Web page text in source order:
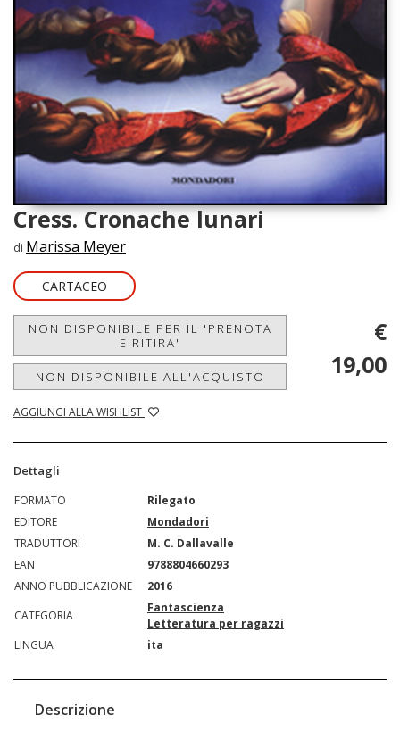
Cress. Cronache lunari
di Marissa Meyer
CARTACEO
NON DISPONIBILE PER IL 'PRENOTA
E RITIRA'
NON DISPONIBILE ALL'ACQUISTO
AGGIUNGI ALLA WISHLIST
€
19,00
Dettagli
FORMATO
Rilegato
EDITORE
Mondadori
TRADUTTORI
M. C. Dallavalle
EAN
9788804660293
ANNO PUBBLICAZIONE
2016
CATEGORIA
Fantascienza
Letteratura per ragazzi
LINGUA
ita
Descrizione